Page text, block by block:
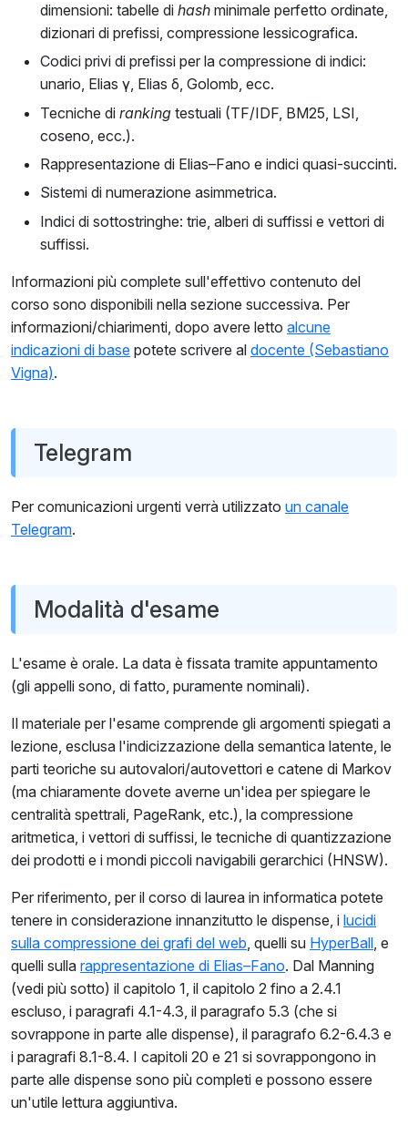
dimensioni: tabelle di hash minimale perfetto ordinate,
dizionari di prefissi, compressione lessicografica.
Codici privi di prefissi per la compressione di indici:
unario, Elias γ, Elias δ, Golomb, ecc.
Tecniche di ranking testuali (TF/IDF, BM25, LSI,
coseno, ecc.).
Rappresentazione di Elias–Fano e indici quasi-succinti.
Sistemi di numerazione asimmetrica.
Indici di sottostringhe: trie, alberi di suffissi e vettori di
suffissi.
Informazioni più complete sull'effettivo contenuto del
corso sono disponibili nella sezione successiva. Per
informazioni/chiarimenti, dopo avere letto alcune
indicazioni di base potete scrivere al docente (Sebastiano
Vigna).
Telegram
Per comunicazioni urgenti verrà utilizzato un canale
Telegram.
Modalità d'esame
L'esame è orale. La data è fissata tramite appuntamento
(gli appelli sono, di fatto, puramente nominali).
Il materiale per l'esame comprende gli argomenti spiegati a
lezione, esclusa l'indicizzazione della semantica latente, le
parti teoriche su autovalori/autovettori e catene di Markov
(ma chiaramente dovete averne un'idea per spiegare le
centralità spettrali, PageRank, etc.), la compressione
aritmetica, i vettori di suffissi, le tecniche di quantizzazione
dei prodotti e i mondi piccoli navigabili gerarchici (HNSW).
Per riferimento, per il corso di laurea in informatica potete
tenere in considerazione innanzitutto le dispense, i lucidi
sulla compressione dei grafi del web , quelli su HyperBall , e
quelli sulla rappresentazione di Elias–Fano. Dal Manning
(vedi più sotto) il capitolo 1, il capitolo 2 fino a 2.4.1
escluso, i paragrafi 4.1-4.3, il paragrafo 5.3 (che si
sovrappone in parte alle dispense), il paragrafo 6.2-6.4.3 e
i paragrafi 8.1-8.4. I capitoli 20 e 21 si sovrappongono in
parte alle dispense sono più completi e possono essere
un'utile lettura aggiuntiva.